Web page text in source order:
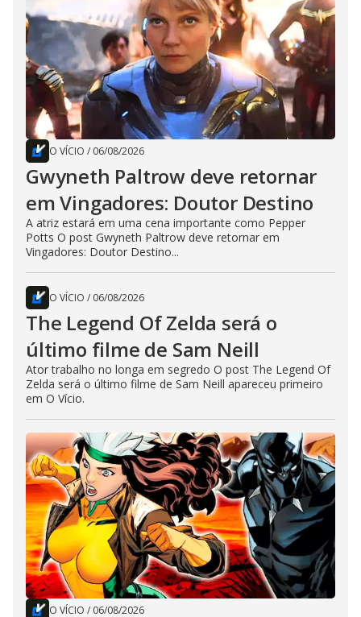
O VÍCIO / 06/08/2026
Gwyneth Paltrow deve retornar
em Vingadores: Doutor Destino
A atriz estará em uma cena importante como Pepper
Potts O post Gwyneth Paltrow deve retornar em
Vingadores: Doutor Destino...
O VÍCIO / 06/08/2026
The Legend Of Zelda será o
último filme de Sam Neill
Ator trabalho no longa em segredo O post The Legend Of
Zelda será o último filme de Sam Neill apareceu primeiro
em O Vício.
O VÍCIO / 06/08/2026